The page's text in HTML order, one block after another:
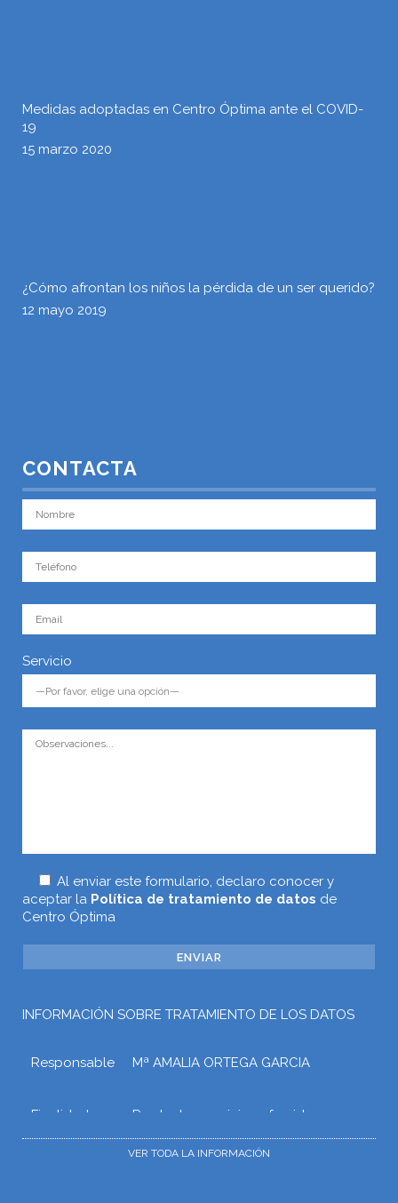
Medidas adoptadas en Centro Óptima ante el COVID-
19
15 marzo 2020
¿Cómo afrontan los niños la pérdida de un ser querido?
12 mayo 2019
CONTACTA
Servicio
Al enviar este formulario, declaro conocer y
aceptar la Política de tratamiento de datos de
Centro Óptima
INFORMACIÓN SOBRE TRATAMIENTO DE LOS DATOS
Responsable Mª AMALIA ORTEGA GARCIA
Finalidad
Prestar los servicios ofrecidos a
tipos de relaciones que puedan
VER TODA LA INFORMACIÓN